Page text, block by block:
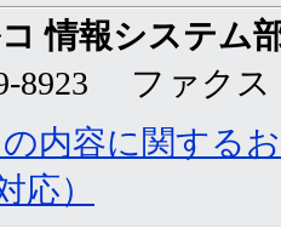
情報システム
8923 ファクス
内容に関する
応）